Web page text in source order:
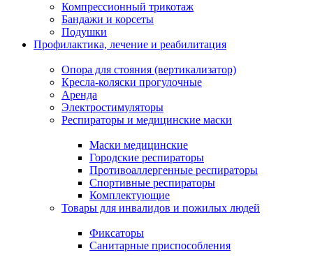
Компрессионный трикотаж
Бандажи и корсеты
Подушки
Профилактика, лечение и реабилитация
Опора для стояния (вертикализатор)
Кресла-коляски прогулочные
Аренда
Электростимуляторы
Респираторы и медицинские маски
Маски медицинские
Городские респираторы
Противоаллергенные респираторы
Спортивные респираторы
Комплектующие
Товары для инвалидов и пожилых людей
Фиксаторы
Санитарные приспособления